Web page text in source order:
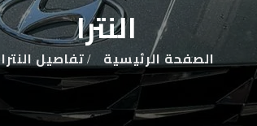
النترا
الصفحة الرئيسية تفاصيل النترا